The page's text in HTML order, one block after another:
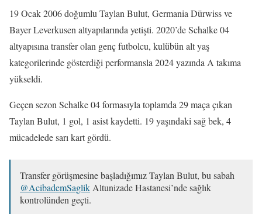
19 Ocak 2006 doğumlu Taylan Bulut, Germania Dürwiss ve
Bayer Leverkusen altyapılarında yetişti. 2020’de Schalke 04
altyapısına transfer olan genç futbolcu, kulübün alt yaş
kategorilerinde gösterdiği performansla 2024 yazında A takıma
yükseldi.
Geçen sezon Schalke 04 formasıyla toplamda 29 maça çıkan
Taylan Bulut, 1 gol, 1 asist kaydetti. 19 yaşındaki sağ bek, 4
mücadelede sarı kart gördü.
Transfer görüşmesine başladığımız Taylan Bulut, bu sabah
@AcibademSaglik Altunizade Hastanesi’nde sağlık
kontrolünden geçti.